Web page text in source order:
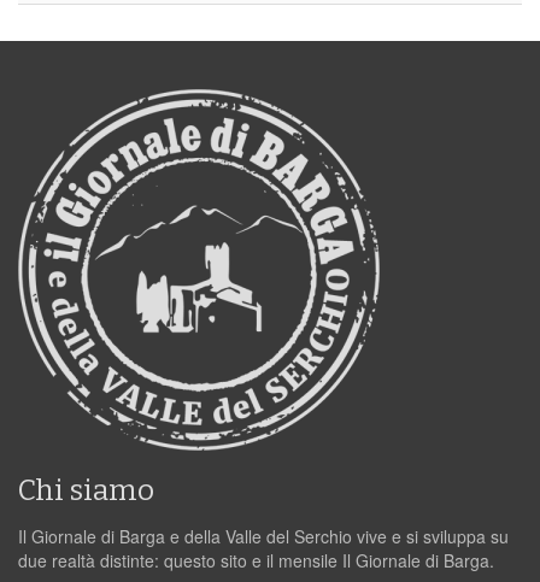
Chi siamo
Il Giornale di Barga e della Valle del Serchio vive e si sviluppa su
due realtà distinte: questo sito e il mensile Il Giornale di Barga.